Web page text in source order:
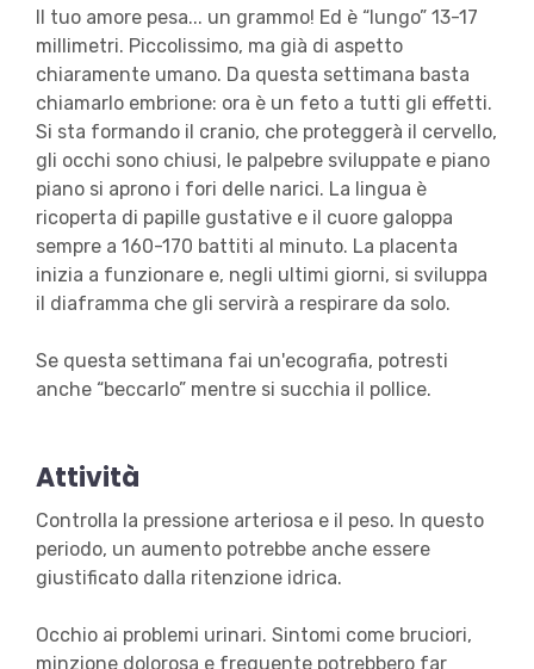
Il tuo amore pesa... un grammo! Ed è “lungo” 13-17
millimetri. Piccolissimo, ma già di aspetto
chiaramente umano. Da questa settimana basta
chiamarlo embrione: ora è un feto a tutti gli effetti.
Si sta formando il cranio, che proteggerà il cervello,
gli occhi sono chiusi, le palpebre sviluppate e piano
piano si aprono i fori delle narici. La lingua è
ricoperta di papille gustative e il cuore galoppa
sempre a 160-170 battiti al minuto. La placenta
inizia a funzionare e, negli ultimi giorni, si sviluppa
il diaframma che gli servirà a respirare da solo.
Se questa settimana fai un'ecografia, potresti
anche “beccarlo” mentre si succhia il pollice.
Attività
Controlla la pressione arteriosa e il peso. In questo
periodo, un aumento potrebbe anche essere
giustificato dalla ritenzione idrica.
Occhio ai problemi urinari. Sintomi come bruciori,
minzione dolorosa e frequente potrebbero far